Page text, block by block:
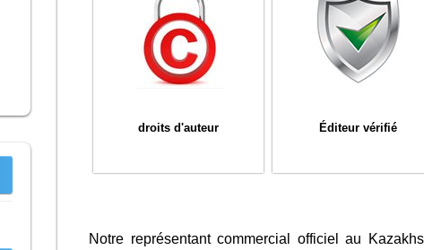
droits d'auteur Éditeur vérifié
Notre représentant commercial officiel au